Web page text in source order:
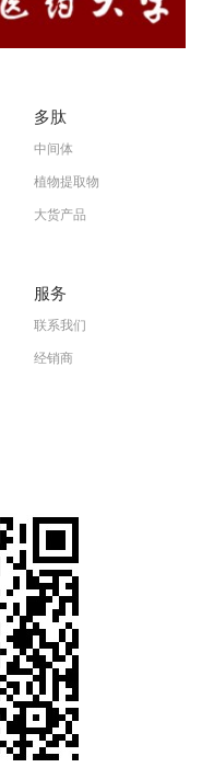
多肽
中间体
植物提取物
大货产品
服务
联系我们
经销商